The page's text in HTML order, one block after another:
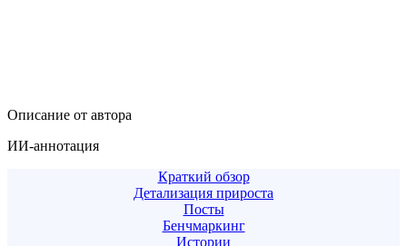
Описание от автора
ИИ-аннотация
Краткий обзор
Детализация прироста
Посты
Бенчмаркинг
Истории